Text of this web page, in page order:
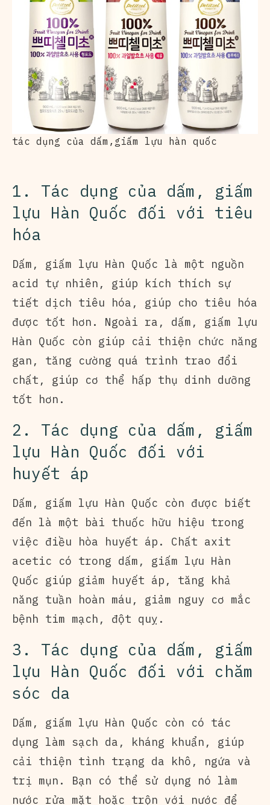
tác dụng của dấm,giấm lựu hàn quốc
1. Tác dụng của dấm, giấm
lựu Hàn Quốc đối với tiêu
hóa
Dấm, giấm lựu Hàn Quốc là một nguồn
acid tự nhiên, giúp kích thích sự
tiết dịch tiêu hóa, giúp cho tiêu hóa
được tốt hơn. Ngoài ra, dấm, giấm lựu
Hàn Quốc còn giúp cải thiện chức năng
gan, tăng cường quá trình trao đổi
chất, giúp cơ thể hấp thụ dinh dưỡng
tốt hơn.
2. Tác dụng của dấm, giấm
lựu Hàn Quốc đối với
huyết áp
Dấm, giấm lựu Hàn Quốc còn được biết
đến là một bài thuốc hữu hiệu trong
việc điều hòa huyết áp. Chất axit
acetic có trong dấm, giấm lựu Hàn
Quốc giúp giảm huyết áp, tăng khả
năng tuần hoàn máu, giảm nguy cơ mắc
bệnh tim mạch, đột quỵ.
3. Tác dụng của dấm, giấm
lựu Hàn Quốc đối với chăm
sóc da
Dấm, giấm lựu Hàn Quốc còn có tác
dụng làm sạch da, kháng khuẩn, giúp
cải thiện tình trạng da khô, ngứa và
trị mụn. Bạn có thể sử dụng nó làm
nước rửa mặt hoặc trộn với nước để